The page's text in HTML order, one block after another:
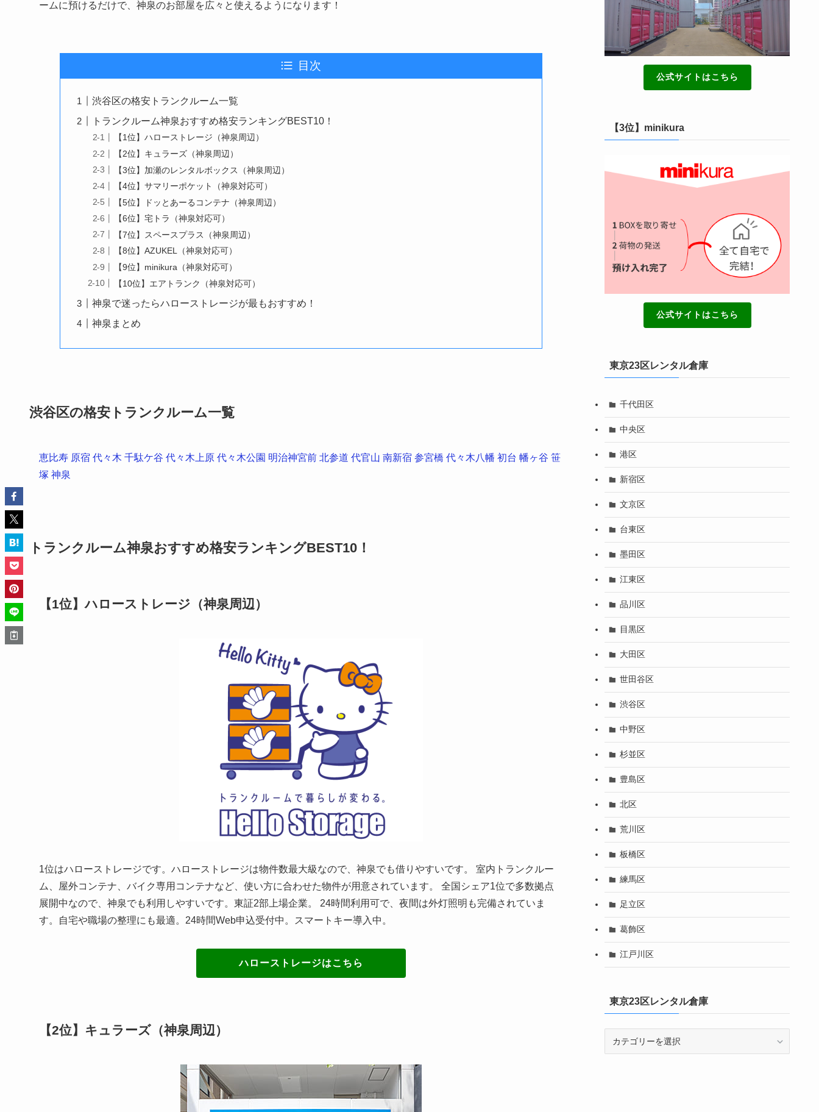
ームに預けるだけで、神泉のお部屋を広々と使えるようになります！
目次
渋谷区の格安トランクルーム一覧
トランクルーム神泉おすすめ格安ランキングBEST10！
【1位】ハローストレージ（神泉周辺）
【2位】キュラーズ（神泉周辺）
【3位】加瀬のレンタルボックス（神泉周辺）
【4位】サマリーポケット（神泉対応可）
【5位】ドッとあーるコンテナ（神泉周辺）
【6位】宅トラ（神泉対応可）
【7位】スペースプラス（神泉周辺）
【8位】AZUKEL（神泉対応可）
【9位】minikura（神泉対応可）
【10位】エアトランク（神泉対応可）
神泉で迷ったらハローストレージが最もおすすめ！
神泉まとめ
渋谷区の格安トランクルーム一覧
恵比寿 原宿 代々木 千駄ケ谷 代々木上原 代々木公園 明治神宮前 北参道 代官山 南新宿 参宮橋 代々木八幡 初台 幡ヶ谷 笹
塚 神泉
トランクルーム神泉おすすめ格安ランキングBEST10！
【1位】ハローストレージ（神泉周辺）
1位はハローストレージです。ハローストレージは物件数最大級なので、神泉でも借りやすいです。 室内トランクルー
ム、屋外コンテナ、バイク専用コンテナなど、使い方に合わせた物件が用意されています。 全国シェア1位で多数拠点
展開中なので、神泉でも利用しやすいです。東証2部上場企業。 24時間利用可で、夜間は外灯照明も完備されていま
す。自宅や職場の整理にも最適。24時間Web申込受付中。スマートキー導入中。
ハローストレージはこちら
【2位】キュラーズ（神泉周辺）
公式サイトはこちら
【3位】minikura
公式サイトはこちら
東京23区レンタル倉庫
千代田区
中央区
港区
新宿区
文京区
台東区
墨田区
江東区
品川区
目黒区
大田区
世田谷区
渋谷区
中野区
杉並区
豊島区
北区
荒川区
板橋区
練馬区
足立区
葛飾区
江戸川区
東京23区レンタル倉庫